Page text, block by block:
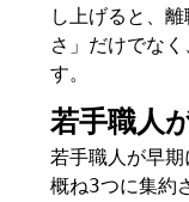
し上げると、
さ」だけでな
す。
若手職人
若手職人が早期
概ね3つに集約